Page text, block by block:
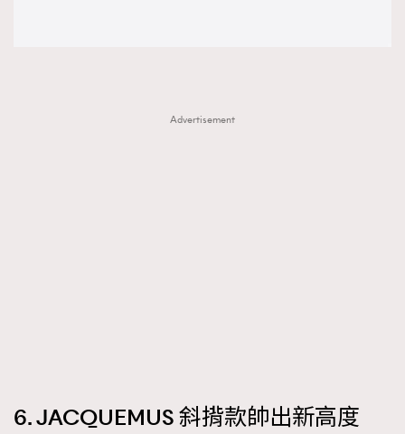
Advertisement
6. JACQUEMUS 斜揹款帥出新高度